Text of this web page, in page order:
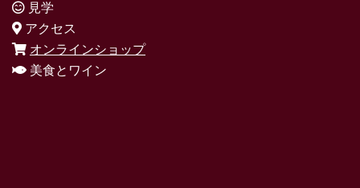
見学
アクセス
オンラインショップ
美食とワイン